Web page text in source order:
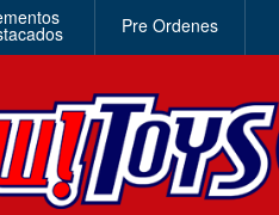
Pre Ordenes